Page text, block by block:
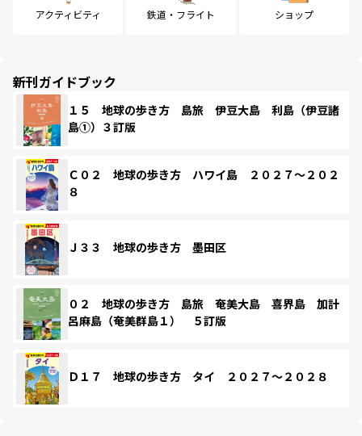
アクティビティ 鉄道・フライト ショップ
新刊ガイドブック
１５ 地球の歩き方 島旅 伊豆大島 利島（伊豆諸
島①）３訂版
Ｃ０２ 地球の歩き方 ハワイ島 ２０２７～２０２
８
Ｊ３３ 地球の歩き方 墨田区
０２ 地球の歩き方 島旅 奄美大島 喜界島 加計
呂麻島（奄美群島１） ５訂版
Ｄ１７ 地球の歩き方 タイ ２０２７～２０２８